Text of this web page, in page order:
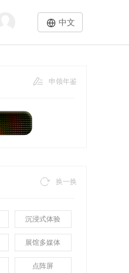
中文
申领年鉴
换一换
沉浸式体验
展馆多媒体
点阵屏